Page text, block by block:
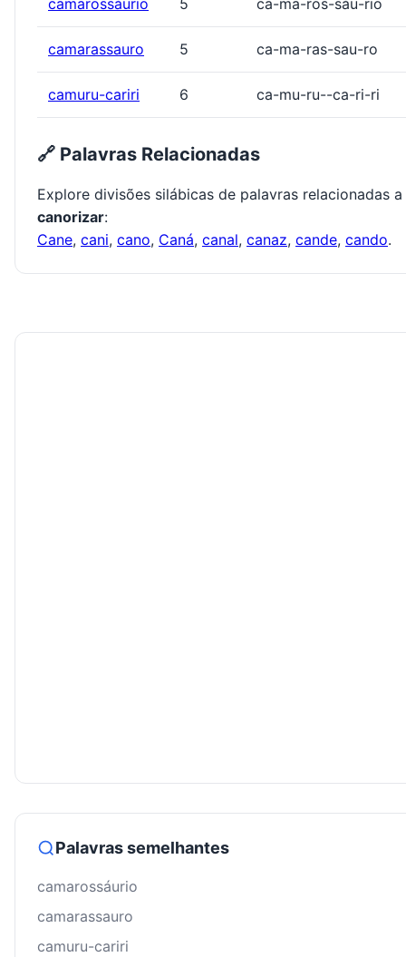
camarossáurio 5 ca-ma-ros-sáu-rio
camarassauro 5 ca-ma-ras-sau-ro
camuru-cariri 6 ca-mu-ru--ca-ri-ri
🔗 Palavras Relacionadas
Explore divisões silábicas de palavras relacionadas a
canorizar:
Cane, cani, cano, Caná, canal, canaz, cande, cando.
Palavras semelhantes
camarossáurio
camarassauro
camuru-cariri